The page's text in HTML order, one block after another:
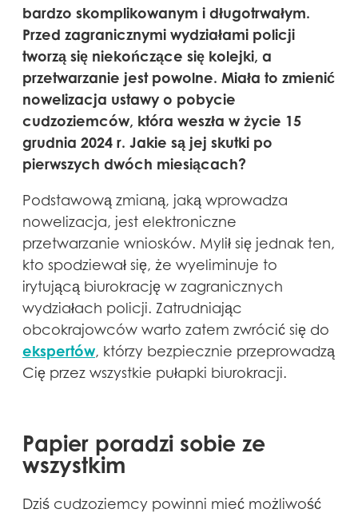
bardzo skomplikowanym i długotrwałym.
Przed zagranicznymi wydziałami policji
tworzą się niekończące się kolejki, a
przetwarzanie jest powolne. Miała to zmienić
nowelizacja ustawy o pobycie
cudzoziemców, która weszła w życie 15
grudnia 2024 r. Jakie są jej skutki po
pierwszych dwóch miesiącach?
Podstawową zmianą, jaką wprowadza
nowelizacja, jest elektroniczne
przetwarzanie wniosków. Mylił się jednak ten,
kto spodziewał się, że wyeliminuje to
irytującą biurokrację w zagranicznych
wydziałach policji. Zatrudniając
obcokrajowców warto zatem zwrócić się do
ekspertów, którzy bezpiecznie przeprowadzą
Cię przez wszystkie pułapki biurokracji.
Papier poradzi sobie ze
wszystkim
Dziś cudzoziemcy powinni mieć możliwość